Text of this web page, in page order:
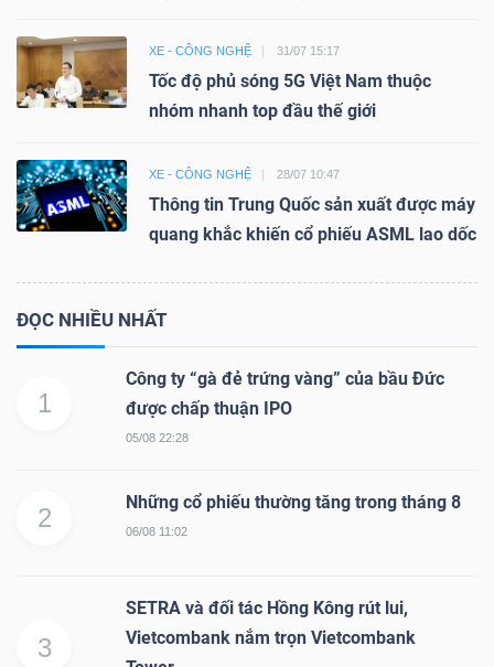
XE - CÔNG NGHỆ 31/07 15:17
Tốc độ phủ sóng 5G Việt Nam thuộc
nhóm nhanh top đầu thế giới
XE - CÔNG NGHỆ 28/07 10:47
Thông tin Trung Quốc sản xuất được máy
quang khắc khiến cổ phiếu ASML lao dốc
ĐỌC NHIỀU NHẤT
1
Công ty “gà đẻ trứng vàng” của bầu Đức
được chấp thuận IPO
05/08 22:28
2
Những cổ phiếu thường tăng trong tháng 8
06/08 11:02
3
SETRA và đối tác Hồng Kông rút lui,
Vietcombank nắm trọn Vietcombank